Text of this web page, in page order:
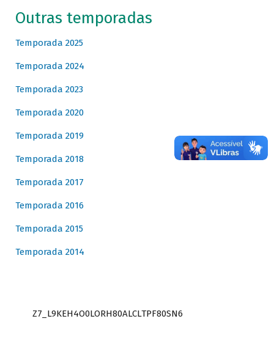
Outras temporadas
Temporada 2025
Temporada 2024
Temporada 2023
Temporada 2020
Temporada 2019
Temporada 2018
Temporada 2017
Temporada 2016
Temporada 2015
Temporada 2014
Z7_L9KEH4O0LORH80ALCLTPF80SN6